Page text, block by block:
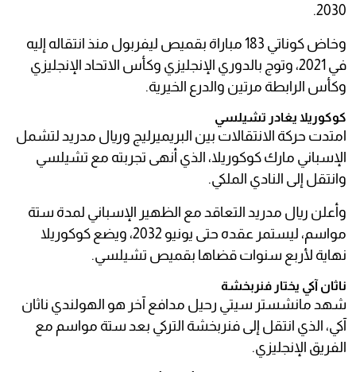
2030.
وخاض كوناتي 183 مباراة بقميص ليفربول منذ انتقاله إليه
في 2021، وتوج بالدوري الإنجليزي وكأس الاتحاد الإنجليزي
وكأس الرابطة مرتين والدرع الخيرية.
كوكوريلا يغادر تشيلسي
امتدت حركة الانتقالات بين البريميرليج وريال مدريد لتشمل
الإسباني مارك كوكوريلا، الذي أنهى تجربته مع تشيلسي
وانتقل إلى النادي الملكي.
وأعلن ريال مدريد التعاقد مع الظهير الإسباني لمدة ستة
مواسم، ليستمر عقده حتى يونيو 2032، ويضع كوكوريلا
نهاية لأربع سنوات قضاها بقميص تشيلسي.
ناثان آكي يختار فنربخشة
شهد مانشستر سيتي رحيل مدافع آخر هو الهولندي ناثان
آكي، الذي انتقل إلى فنربخشة التركي بعد ستة مواسم مع
الفريق الإنجليزي.